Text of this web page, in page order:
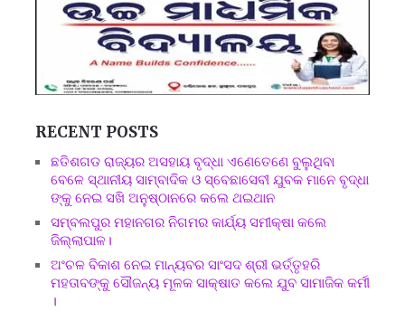
RECENT POSTS
ଛତିଶଗଡ ରାଜ୍ୟର ଅସହାୟ ବୃଦ୍ଧା ଏଣେତେଣେ ବୁଲୁଥିବା
ବେଳେ ସ୍ଥାନୀୟ ସାମ୍ବାଦିକ ଓ ସ୍ବେଛାସେବୀ ଯୁବକ ମାନେ ବୃଦ୍ଧା
ଙ୍କୁ ନେଇ ସଖି ଅନୁଷ୍ଠାନରେ କଲେ ଥଇଥାନ
ସମ୍ବଲପୁର ମହାନଗର ନିଗମର କାର୍ଯ୍ୟ ସମୀକ୍ଷା କଲେ
ଜିଲ୍ଲାପାଳ।
ଅଂଚଳ ବିକାଶ ନେଇ ମାନ୍ୟବର ସାଂସଦ ଶ୍ରୀ ଭର୍ତ୍ତୃହରି
ମହତାବଙ୍କୁ ସୌଜନ୍ୟ ମୂଳକ ସାକ୍ଷାତ କଲେ ଯୁବ ସାମାଜିକ କର୍ମୀ
।